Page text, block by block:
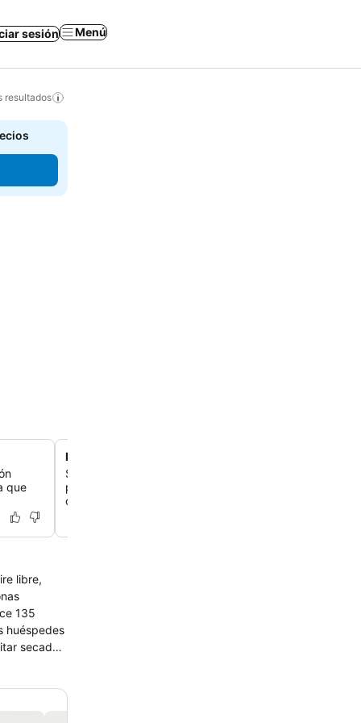
sesión Menú
resultados
que
Desayuno con vistas al Atlántico
Saborea un bufé variado por la mañana con fruta
pasteles, mientras disfrutas de unas vistas preciosas al
comedor de la última planta.
libre,
135
huéspedes
secador